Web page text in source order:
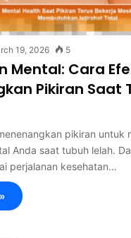
19, 2026 5
Mental: Cara
Pikiran Saat
pikiran untuk
Anda saat tubuh lelah.
perjalanan kesehatan…